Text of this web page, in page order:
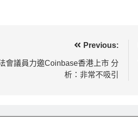
Previous:
會議員力邀Coinbase香港上市 分
析：非常不吸引